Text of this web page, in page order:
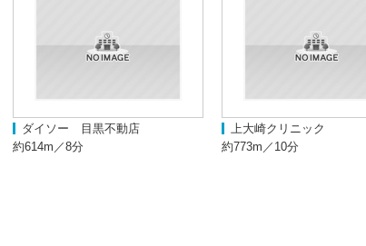
ダイソー 目黒不動店
約614m／8分
上大崎クリニック
約773m／10分